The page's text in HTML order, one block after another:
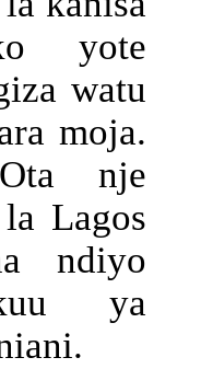
yote
watu
moja.
nje
Lagos
ndiyo
ya